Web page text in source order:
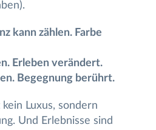
kann zählen. Farbe
Erleben verändert.
Begegnung berührt.
Luxus, sondern
Und Erlebnisse sind